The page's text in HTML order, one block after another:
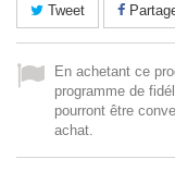
Tweet
En achetant ce
programme de
pourront être
achat.